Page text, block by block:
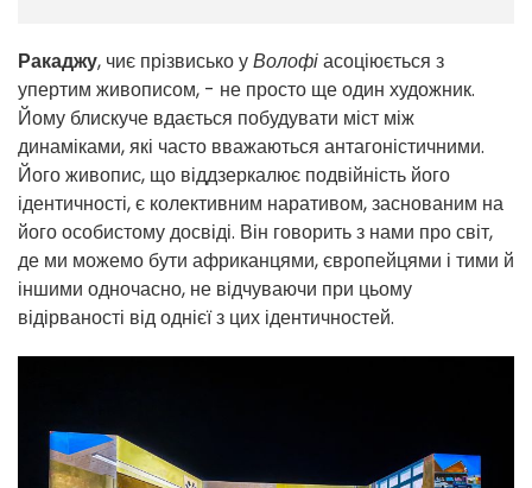
Ракаджу, чиє прізвисько уВолофіасоціюється з
упертим живописом, - не просто ще один художник.
Йому блискуче вдається побудувати міст між
динаміками, які часто вважаються антагоністичними.
Його живопис, що віддзеркалює подвійність його
ідентичності, є колективним наративом, заснованим на
його особистому досвіді. Він говорить з нами про світ,
де ми можемо бути африканцями, європейцями і тими й
іншими одночасно, не відчуваючи при цьому
відірваності від однієї з цих ідентичностей.